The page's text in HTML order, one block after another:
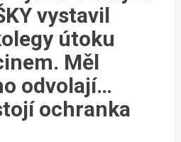
vystavil
útoku
Měl
odvolají…
ochranka